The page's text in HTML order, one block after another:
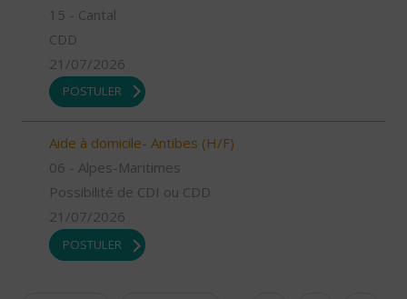
15 - Cantal
CDD
21/07/2026
POSTULER
Aide à domicile- Antibes (H/F)
06 - Alpes-Maritimes
Possibilité de CDI ou CDD
21/07/2026
POSTULER